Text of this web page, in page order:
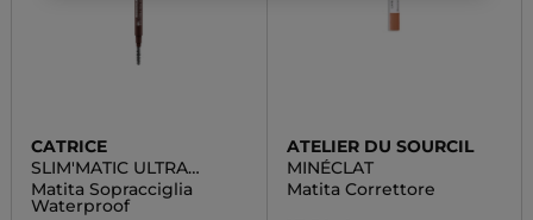
CATRICE
SLIM'MATIC ULTRA
PRECISE
Matita Sopracciglia
Waterproof
ATELIER DU SOURCIL
MINÉCLAT
Matita Correttore